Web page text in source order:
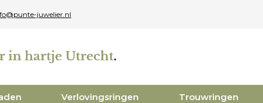
juwelier.nl
Verlovingsringen Trouwringen